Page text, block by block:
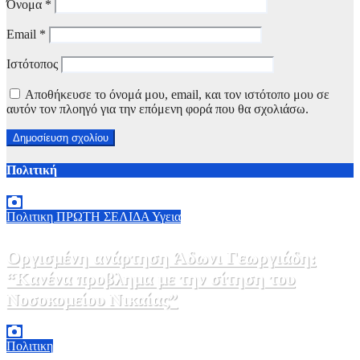
Όνομα *
Email *
Ιστότοπος
Αποθήκευσε το όνομά μου, email, και τον ιστότοπο μου σε
αυτόν τον πλοηγό για την επόμενη φορά που θα σχολιάσω.
Πολιτική
Πολιτικη ΠΡΩΤΗ ΣΕΛΙΔΑ Υγεια
Οργισμένη ανάρτηση Άδωνι Γεωργιάδη:
“Κανένα προβλημα με την σίτηση του
Νοσοκομείου Νικαίας”
Πολιτικη